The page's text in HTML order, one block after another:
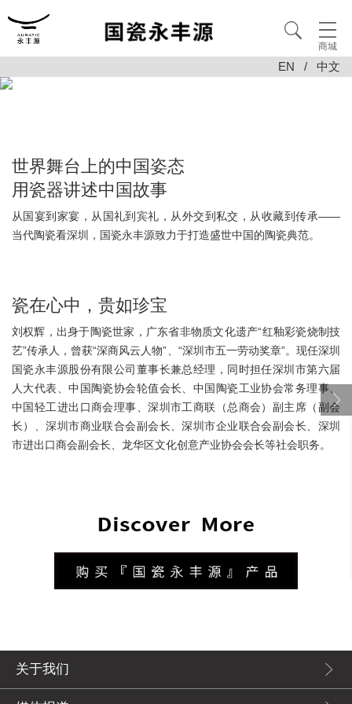
商城
EN / 中文
世界舞台上的中国姿态
用瓷器讲述中国故事
从国宴到家宴，从国礼到宾礼，从外交到私交，从收藏到传承——
当代陶瓷看深圳，国瓷永丰源致力于打造盛世中国的陶瓷典范。
瓷在心中，贵如珍宝
刘权辉，出身于陶瓷世家，广东省非物质文化遗产“红釉彩瓷烧制技
艺”传承人，曾获“深商风云人物”、“深圳市五一劳动奖章”。现任深圳
国瓷永丰源股份有限公司董事长兼总经理，同时担任深圳市第六届
人大代表、中国陶瓷协会轮值会长、中国陶瓷工业协会常务理事、
中国轻工进出口商会理事、深圳市工商联（总商会）副主席（副会
长）、深圳市商业联合会副会长、深圳市企业联合会副会长、深圳
市进出口商会副会长、龙华区文化创意产业协会会长等社会职务。
关于我们